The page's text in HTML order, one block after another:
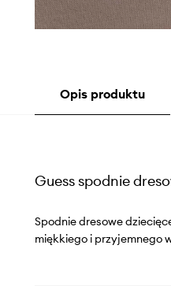
Opis produktu
Guess spodnie
Spodnie dresowe
miękkiego i przyjemnego